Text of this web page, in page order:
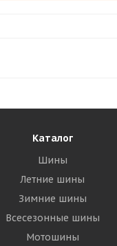
Каталог
Шины
Летние шины
Зимние шины
Всесезонные шины
Мотошины